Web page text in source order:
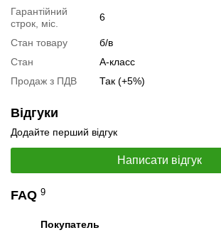
Специфікація відеокарти:
Тестування відеокарти:
Відеоогляд
Гарантійний
строк, міс.
6
Стан товару
б/в
Стан
А-класс
Продаж з ПДВ
Так (+5%)
Відгуки
Додайте перший відгук
Написати відгук
FAQ 9
Покупатель